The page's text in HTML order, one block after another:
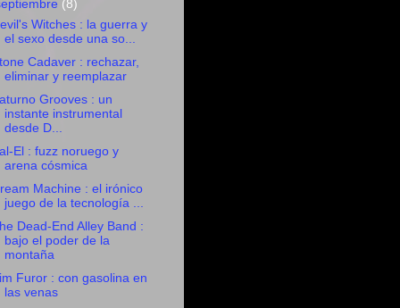
(8)
Witches : la guerra y
el sexo desde una so...
Cadaver : rechazar,
eliminar y reemplazar
Grooves : un
instante instrumental
desde D...
El : fuzz noruego y
arena cósmica
Machine : el irónico
juego de la tecnología ...
Dead-End Alley Band :
bajo el poder de la
montaña
Furor : con gasolina en
las venas